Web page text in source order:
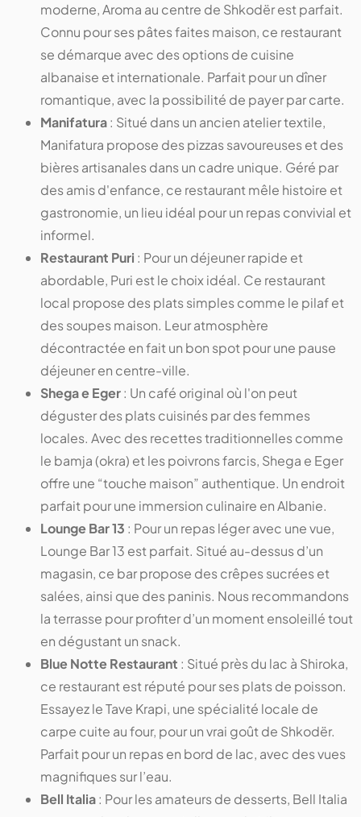
moderne, Aroma au centre de Shkodër est parfait.
Connu pour ses pâtes faites maison, ce restaurant
se démarque avec des options de cuisine
albanaise et internationale. Parfait pour un dîner
romantique, avec la possibilité de payer par carte.
Manifatura: Situé dans un ancien atelier textile,
Manifatura propose des pizzas savoureuses et des
bières artisanales dans un cadre unique. Géré par
des amis d'enfance, ce restaurant mêle histoire et
gastronomie, un lieu idéal pour un repas convivial et
informel.
Restaurant Puri : Pour un déjeuner rapide et
abordable, Puri est le choix idéal. Ce restaurant
local propose des plats simples comme le pilaf et
des soupes maison. Leur atmosphère
décontractée en fait un bon spot pour une pause
déjeuner en centre-ville.
Shega e Eger: Un café original où l'on peut
déguster des plats cuisinés par des femmes
locales. Avec des recettes traditionnelles comme
le bamja (okra) et les poivrons farcis, Shega e Eger
offre une “touche maison” authentique. Un endroit
parfait pour une immersion culinaire en Albanie.
Lounge Bar 13 : Pour un repas léger avec une vue,
Lounge Bar 13 est parfait. Situé au-dessus d’un
magasin, ce bar propose des crêpes sucrées et
salées, ainsi que des paninis. Nous recommandons
la terrasse pour profiter d’un moment ensoleillé tout
en dégustant un snack.
Blue Notte Restaurant : Situé près du lac à Shiroka,
ce restaurant est réputé pour ses plats de poisson.
Essayez le Tave Krapi, une spécialité locale de
carpe cuite au four, pour un vrai goût de Shkodër.
Parfait pour un repas en bord de lac, avec des vues
magnifiques sur l’eau.
Bell Italia: Pour les amateurs de desserts, Bell Italia